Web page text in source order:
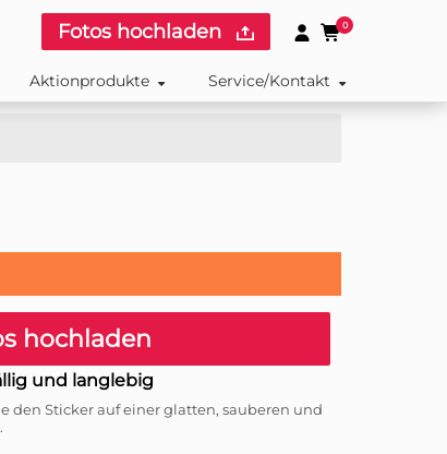
Fotos hochladen 0
Aktionprodukte Service/Kontakt
hochladen
und langlebig
den Sticker auf einer glatten, sauberen und